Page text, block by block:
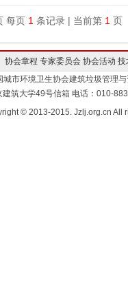
每页 1 条记录 | 当前第 1 页
协会章程 专家委员会 协会活动 技
城市环境卫生协会建筑垃圾管理
建筑大学49号信箱 电话：010-
© 2013-2015. Jzlj.org.cn All